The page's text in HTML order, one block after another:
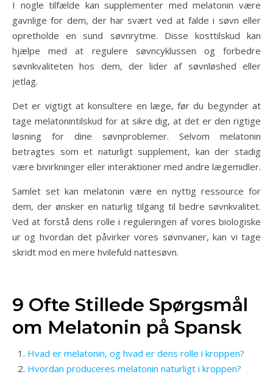
I nogle tilfælde kan supplementer med melatonin være
gavnlige for dem, der har svært ved at falde i søvn eller
opretholde en sund søvnrytme. Disse kosttilskud kan
hjælpe med at regulere søvncyklussen og forbedre
søvnkvaliteten hos dem, der lider af søvnløshed eller
jetlag.
Det er vigtigt at konsultere en læge, før du begynder at
tage melatonintilskud for at sikre dig, at det er den rigtige
løsning for dine søvnproblemer. Selvom melatonin
betragtes som et naturligt supplement, kan der stadig
være bivirkninger eller interaktioner med andre lægemidler.
Samlet set kan melatonin være en nyttig ressource for
dem, der ønsker en naturlig tilgang til bedre søvnkvalitet.
Ved at forstå dens rolle i reguleringen af vores biologiske
ur og hvordan det påvirker vores søvnvaner, kan vi tage
skridt mod en mere hvilefuld nattesøvn.
9 Ofte Stillede Spørgsmål
om Melatonin på Spansk
Hvad er melatonin, og hvad er dens rolle i kroppen?
Hvordan produceres melatonin naturligt i kroppen?